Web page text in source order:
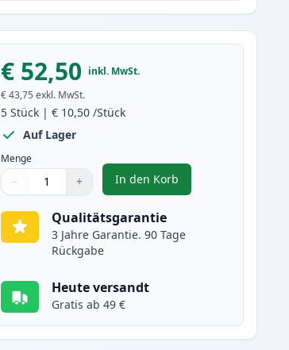
€ 52,50 inkl. MwSt.
€ 43,75 exkl. MwSt.
5 Stück |€ 10,50 /Stück
Auf Lager
Menge
Menge
Verwenden Sie die Tasten, um anzupassen
− +
Menge 1
In den Korb
, 5 stück Brother LC123
Qualitätsgarantie
3 Jahre Garantie. 90 Tage
Rückgabe
Heute versandt
Gratis ab 49 €